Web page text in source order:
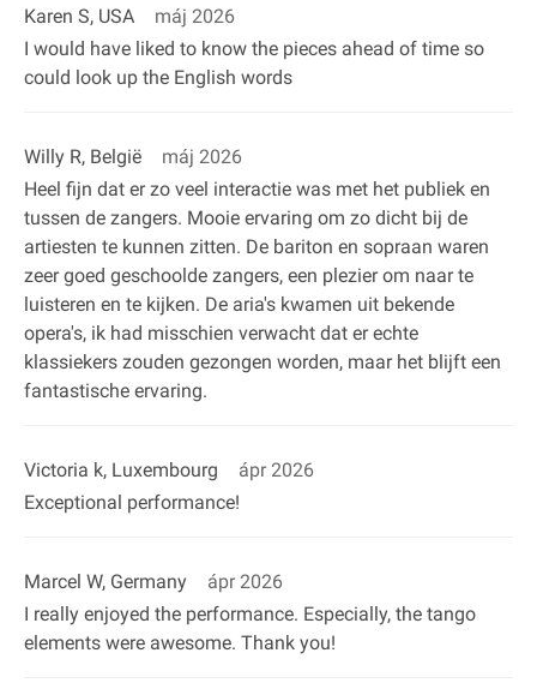
Karen S, USA
máj 2026
I would have liked to know the pieces ahead of time so
could look up the English words
Willy R, België
máj 2026
Heel fijn dat er zo veel interactie was met het publiek en
tussen de zangers. Mooie ervaring om zo dicht bij de
artiesten te kunnen zitten. De bariton en sopraan waren
zeer goed geschoolde zangers, een plezier om naar te
luisteren en te kijken. De aria's kwamen uit bekende
opera's, ik had misschien verwacht dat er echte
klassiekers zouden gezongen worden, maar het blijft een
fantastische ervaring.
Victoria k, Luxembourg
ápr 2026
Exceptional performance!
Marcel W, Germany
ápr 2026
I really enjoyed the performance. Especially, the tango
elements were awesome. Thank you!